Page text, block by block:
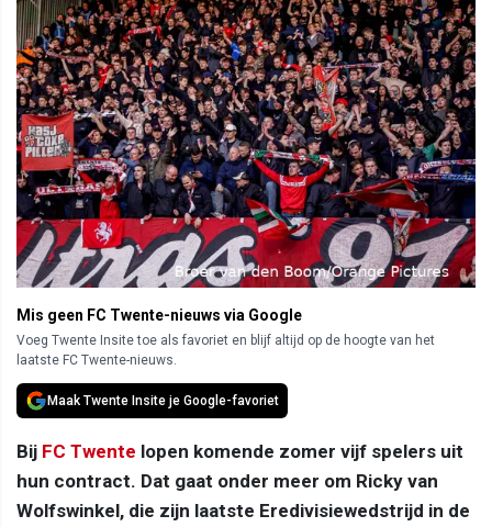
Mis geen FC Twente-nieuws via Google
Voeg Twente Insite toe als favoriet en blijf altijd op de hoogte van het
laatste FC Twente-nieuws.
Maak Twente Insite je Google-favoriet
Bij FC Twente lopen komende zomer vijf spelers uit
hun contract. Dat gaat onder meer om Ricky van
Wolfswinkel, die zijn laatste Eredivisiewedstrijd in de